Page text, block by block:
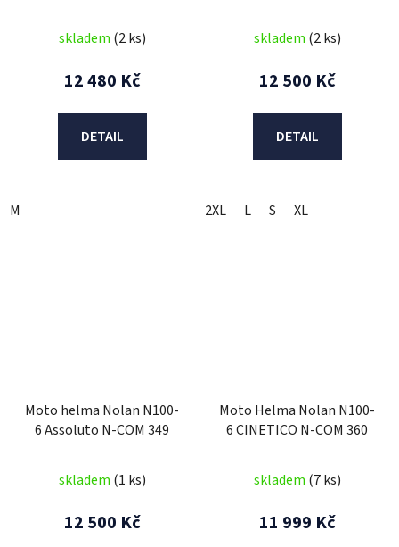
skladem (2 ks)
12 480 Kč
DETAIL
M
skladem (2 ks)
12 500 Kč
DETAIL
2XL L S XL
Moto helma Nolan N100-
6 Assoluto N-COM 349
skladem (1 ks)
12 500 Kč
Moto Helma Nolan N100-
6 CINETICO N-COM 360
skladem (7 ks)
11 999 Kč